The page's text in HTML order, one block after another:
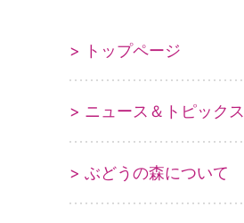
> トップページ
> ニュース＆トピックス
> ぶどうの森について